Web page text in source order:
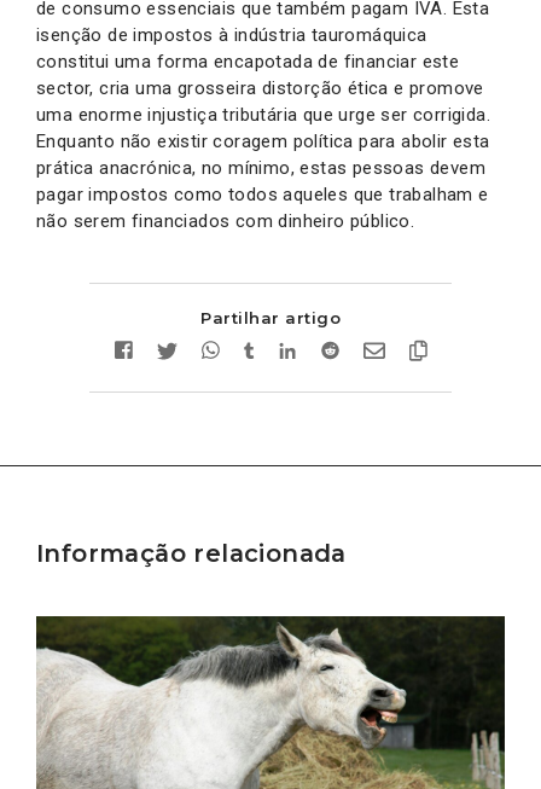
de consumo essenciais que também pagam IVA. Esta
isenção de impostos à indústria tauromáquica
constitui uma forma encapotada de financiar este
sector, cria uma grosseira distorção ética e promove
uma enorme injustiça tributária que urge ser corrigida.
Enquanto não existir coragem política para abolir esta
prática anacrónica, no mínimo, estas pessoas devem
pagar impostos como todos aqueles que trabalham e
não serem financiados com dinheiro público.
Partilhar artigo
Informação relacionada